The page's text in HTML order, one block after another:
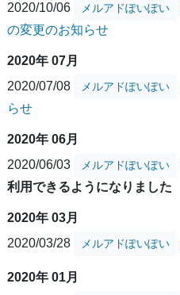
2020/10/06
メルアドぽいぽい
の変更のお知らせ
2020年 07月
2020/07/08
メルアドぽいぽい
らせ
2020年 06月
2020/06/03
メルアドぽいぽい
利用できるようになりました
2020年 03月
2020/03/28
メルアドぽいぽい
2020年 01月